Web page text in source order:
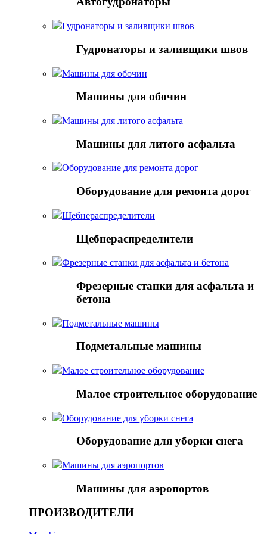
Гудронаторы и заливщики швов
Гудронаторы и заливщики швов
Машины для обочин
Машины для обочин
Машины для литого асфальта
Машины для литого асфальта
Оборудование для ремонта дорог
Оборудование для ремонта дорог
Щебнераспределители
Щебнераспределители
Фрезерные станки для асфальта и бетона
Фрезерные станки для асфальта и
бетона
Подметальные машины
Подметальные машины
Малое строительное оборудование
Малое строительное оборудование
Оборудование для уборки снега
Оборудование для уборки снега
Mашины для аэропортов
Mашины для аэропортов
ПРОИЗВОДИТЕЛИ